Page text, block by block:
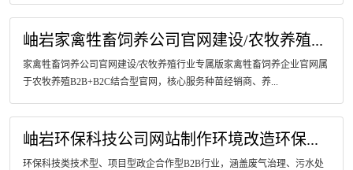
岫岩家禽牲畜饲养公司官网建设/农牧养殖...
家禽牲畜饲养公司官网建设/农牧养殖行业专属版家禽牲畜饲养企业官网属
于农牧养殖B2B+B2C结合型官网，核心服务种苗经销商、养...
岫岩环保科技公司网站制作环境改造环保...
环保科技类技术型、项目型政企合作型B2B行业，涵盖废气治理、污水处